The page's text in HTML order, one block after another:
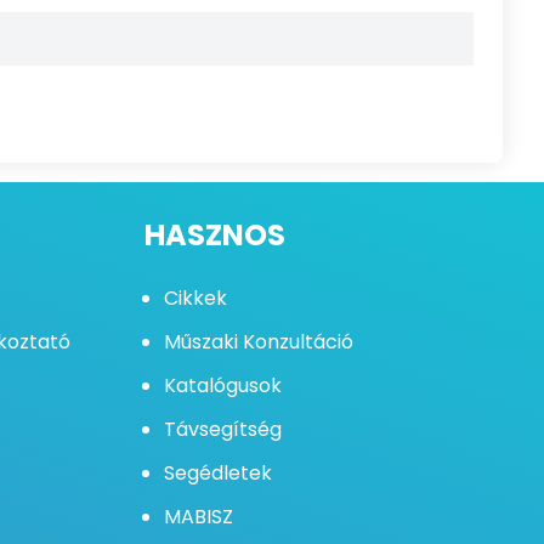
HASZNOS
Cikkek
Műszaki Konzultáció
Katalógusok
Távsegítség
Segédletek
MABISZ